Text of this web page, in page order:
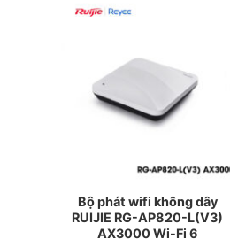
Bộ phát wifi không dây
RUIJIE RG-AP820-L(V3)
AX3000 Wi-Fi 6